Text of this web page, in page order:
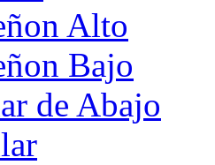
Alto
Bajo
de Abajo